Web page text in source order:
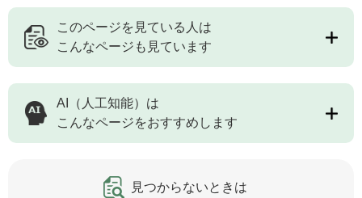
このページを見ている人は
こんなページも見ています
AI（人工知能）は
こんなページをおすすめします
見つからないときは